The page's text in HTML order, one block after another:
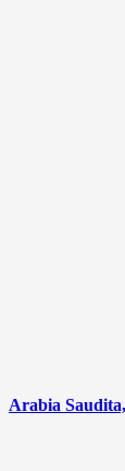
Arabia